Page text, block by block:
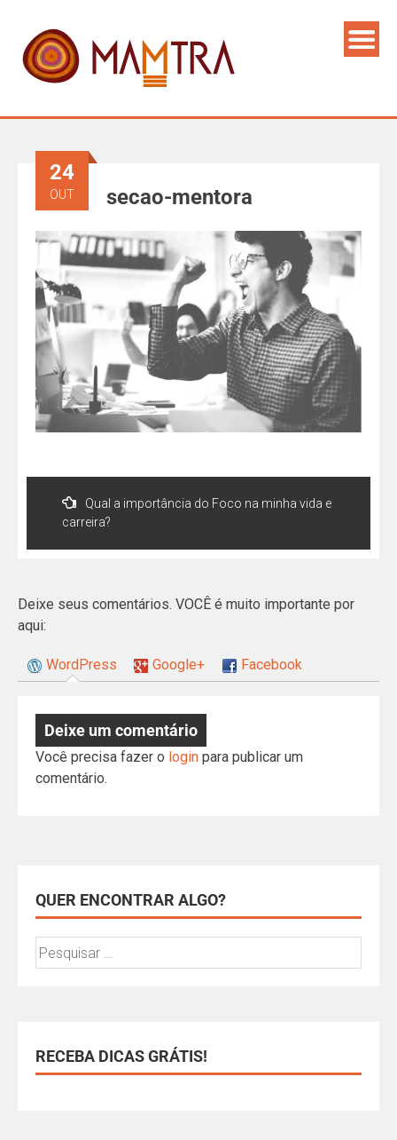
secao-mentora
24
OUT
Qual a importância do Foco na minha vida e
carreira?
Deixe seus comentários. VOCÊ é muito importante por
aqui:
WordPress Google+ Facebook
Deixe um comentário
Você precisa fazer o login para publicar um
comentário.
QUER ENCONTRAR ALGO?
RECEBA DICAS GRÁTIS!